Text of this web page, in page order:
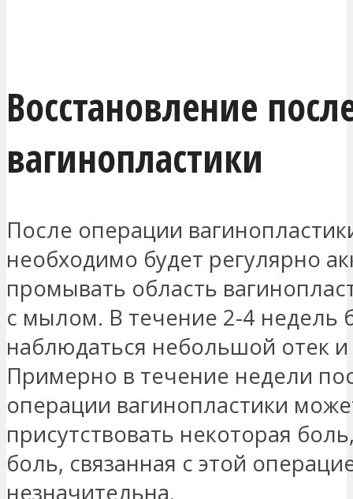
Восстановление
вагинопластики
После операции
необходимо будет регулярно
промывать область
с мылом. В течение 2-4 недель
наблюдаться небольшой отек и
Примерно в течение недели
операции вагинопластики
присутствовать некоторая
боль, связанная с этой
незначительна.